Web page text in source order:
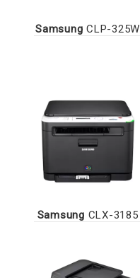
Samsung CLP-325W
Samsung CLX-3185